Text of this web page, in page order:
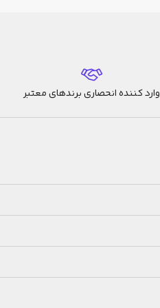
وارد کننده انحصاری برندهای معتبر